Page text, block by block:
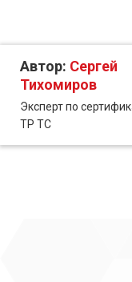
Автор: Сергей
Тихомиров
Эксперт по
ТР ТС